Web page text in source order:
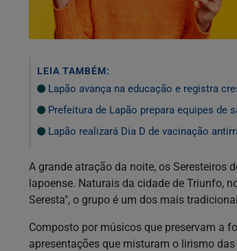
LEIA TAMBÉM:
Lapão avança na educação e registra
Prefeitura de Lapão prepara equipes de
Lapão realizará Dia D de vacinação
A grande atração da noite, os Seresteiros
lapoense. Naturais da cidade de Triunfo,
Seresta", o grupo é um dos mais
Composto por músicos que preservam a
apresentações que misturam o lirismo